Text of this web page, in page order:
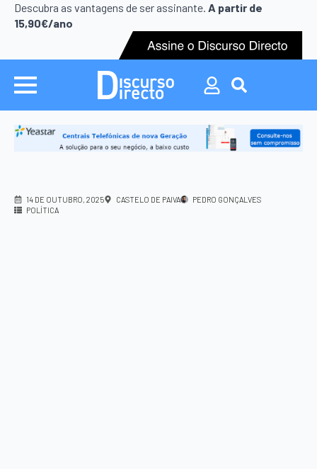
Descubra as vantagens de ser assinante. A partir de
15,90€/ano
Search
for:
14 DE OUTUBRO, 2025 CASTELO DE PAIVA
PEDRO GONÇALVES
POLÍTICA